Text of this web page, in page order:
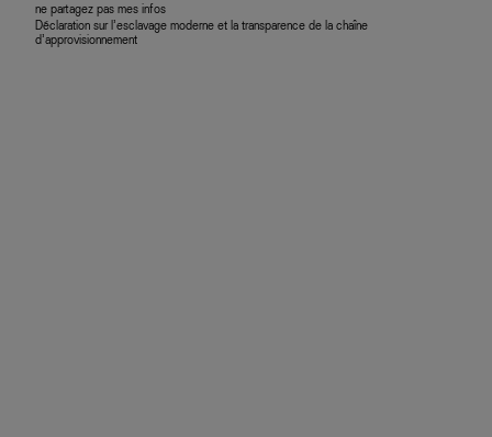
ne partagez pas mes infos
Déclaration sur l’esclavage moderne et la transparence de la chaîne
d’approvisionnement